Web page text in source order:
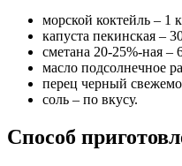
морской коктейль – 1
капуста пекинская –
сметана 20-25%-ная –
масло подсолнечное
перец черный
соль – по вкусу.
Способ